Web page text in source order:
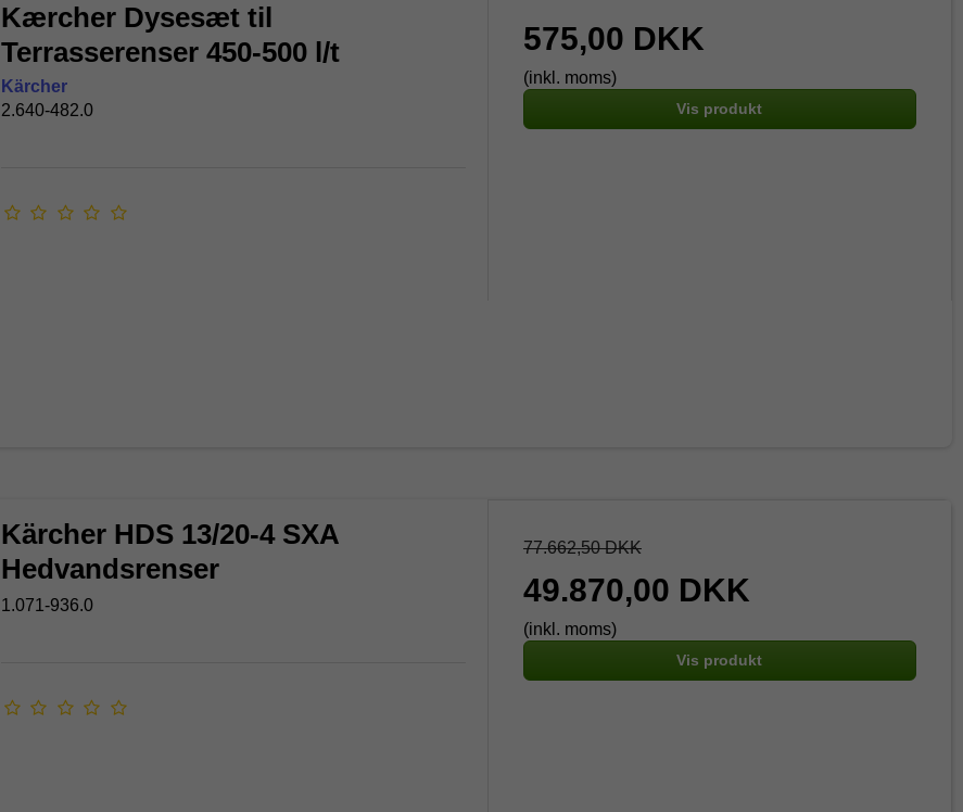
Kærcher Dysesæt til
Terrasserenser 450-500 l/t
Kärcher
2.640-482.0
575,00 DKK
(inkl. moms)
Vis produkt
Kärcher HDS 13/20-4 SXA
Hedvandsrenser
1.071-936.0
77.662,50 DKK
49.870,00 DKK
(inkl. moms)
Vis produkt